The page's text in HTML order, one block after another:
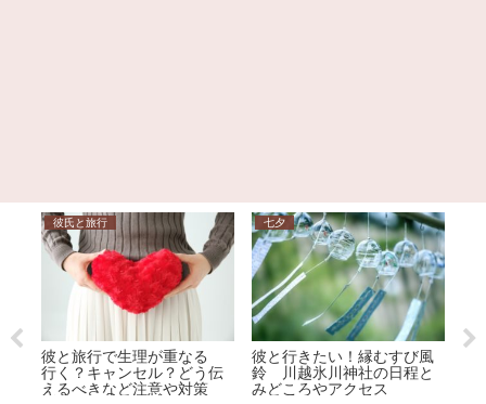
彼氏と旅行
彼と旅行で生理が重なる
行く？キャンセル？どう伝
えるべきなど注意や対策
七夕
彼と行きたい！縁むすび風
鈴 川越氷川神社の日程と
みどころやアクセス
東